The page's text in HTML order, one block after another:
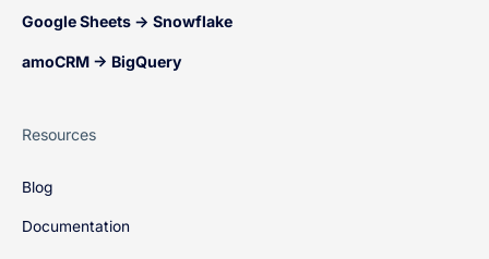
Google Sheets → Snowflake
amoCRM → BigQuery
Resources
Blog
Documentation